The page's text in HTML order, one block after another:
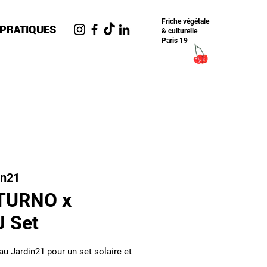
Friche​ végétale
& culturelle
Paris 19
x
Set
Jardin21 pour un set solaire et